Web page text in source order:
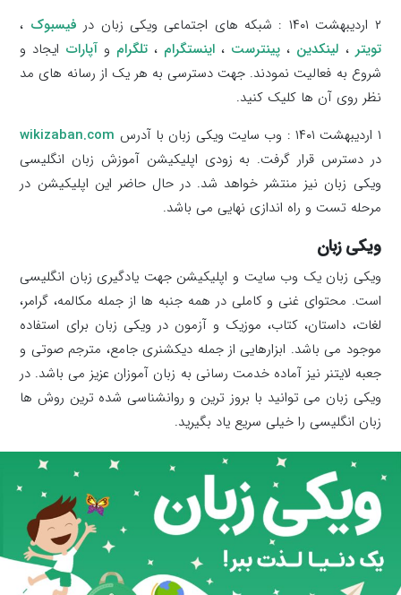
۲ اردیبهشت ۱۴۰۱ : شبکه های اجتماعی ویکی زبان در
فیسبوک ،
تویتر ، لینکدین ، پینترست ، اینستگرام ،تلگرام وآپارات ایجاد و
شروع به فعالیت نمودند. جهت دسترسی به هر یک از رسانه های مد
نظر روی آن ها کلیک کنید.
۱ اردیبهشت ۱۴۰۱ : وب سایت ویکی زبان با آدرس
wikizaban.com
در دسترس قرار گرفت. به زودی اپلیکیشن آموزش زبان انگلیسی
ویکی زبان نیز منتشر خواهد شد. در حال حاضر این اپلیکیشن در
مرحله تست و راه اندازی نهایی می باشد.
ویکی زبان
ویکی زبان یک وب سایت و اپلیکیشن جهت یادگیری زبان انگلیسی
است. محتوای غنی و کاملی در همه جنبه ها از جمله مکالمه، گرامر،
لغات، داستان، کتاب، موزیک و آزمون در ویکی زبان برای استفاده
موجود می باشد. ابزارهایی از جمله دیکشنری جامع، مترجم صوتی و
جعبه لایتنر نیز آماده خدمت رسانی به زبان آموزان عزیز می باشد. در
ویکی زبان می توانید با بروز ترین و روانشناسی شده ترین روش ها
زبان انگلیسی را خیلی سریع یاد بگیرید.